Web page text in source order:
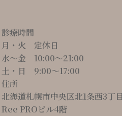
診療時間
月・火 定休日
水～金 10:00〜21:00
土・日 9:00〜17:00
住所
北海道札幌市中央区北1条西3丁
Ree PROビル4階